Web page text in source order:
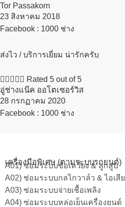
Tor Passakorn
23 สิงหาคม 2018​
Facebook : 1000 ช่าง
ส่งไว / บริการเยี่ยม น่ารักครับ
     Rated 5 out of 5
อู่ช่างแน๊ค ออโตเซอร์วิส
28 กรกฏาคม 2020​
Facebook : 1000 ช่าง
เครื่องมือพิเศษ (ตามระบบรถยนต์)
A01) ซ่อมระบบข้อเหวี่ยง & ลูกสูบ
A02) ซ่อมระบบกลไกวาล์ว & ไอเสีย
A03) ซ่อมระบบจ่ายเชื้อเพลิง
A04) ซ่อมระบบหล่อเย็นเครื่องยนต์